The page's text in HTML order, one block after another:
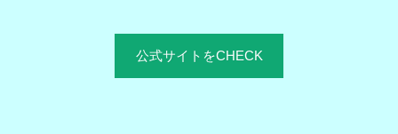
公式サイトをCHECK